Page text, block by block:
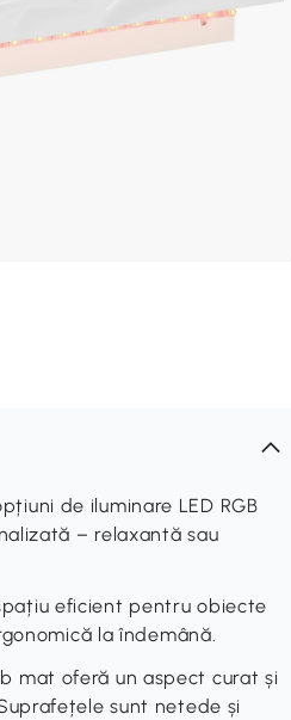
de iluminare LED RGB
– relaxantă sau
spațiu eficient pentru obiecte
la îndemână.
mat oferă un aspect curat și
sunt netede și